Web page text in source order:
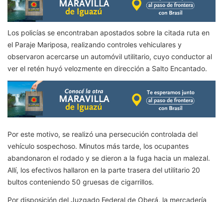
Los policías se encontraban apostados sobre la citada ruta en
el Paraje Mariposa, realizando controles vehiculares y
observaron acercarse un automóvil utilitario, cuyo conductor al
ver el retén huyó velozmente en dirección a Salto Encantado.
Por este motivo, se realizó una persecución controlada del
vehículo sospechoso. Minutos más tarde, los ocupantes
abandonaron el rodado y se dieron a la fuga hacia un malezal.
Allí, los efectivos hallaron en la parte trasera del utilitario 20
bultos conteniendo 50 gruesas de cigarrillos.
Por disposición del Juzgado Federal de Oberá, la mercadería